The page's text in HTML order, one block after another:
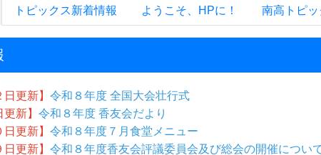
トピックス新着情報 ようこそ、HPに！ 南高トピ
日更新】 令和８年度 全国大会壮行式
更新】 令和８年度 香友会だより
日更新】 令和８年度７月食堂メニュー
日更新】 令和８年度香友会評議委員会及び総会の開催につい